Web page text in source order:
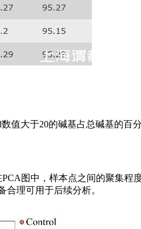
值大于20的碱基占总碱基的百
图中，样本点之间的聚集程
理可用于后续分析。